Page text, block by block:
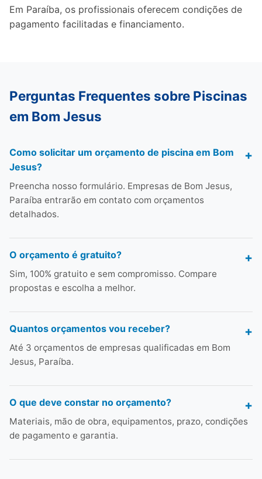
Em Paraíba, os profissionais oferecem condições de
pagamento facilitadas e financiamento.
Perguntas Frequentes sobre Piscinas
em Bom Jesus
Como solicitar um orçamento de piscina em Bom
Jesus?
Preencha nosso formulário. Empresas de Bom Jesus,
Paraíba entrarão em contato com orçamentos
detalhados.
O orçamento é gratuito?
Sim, 100% gratuito e sem compromisso. Compare
propostas e escolha a melhor.
Quantos orçamentos vou receber?
Até 3 orçamentos de empresas qualificadas em Bom
Jesus, Paraíba.
O que deve constar no orçamento?
Materiais, mão de obra, equipamentos, prazo, condições
de pagamento e garantia.